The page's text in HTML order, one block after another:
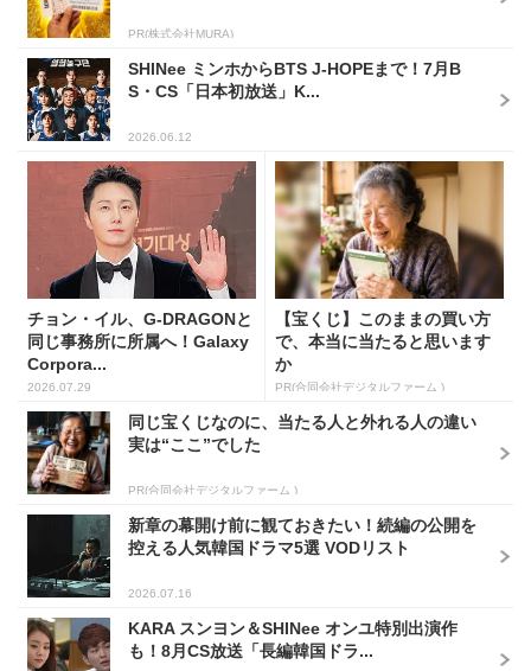
PR(株式会社MURA)
SHINee ミンホからBTS J-HOPEまで！7月B
S・CS「日本初放送」K...
2026.06.12
チョン・イル、G-DRAGONと
同じ事務所に所属へ！Galaxy
Corpora...
2026.07.29
【宝くじ】このままの買い方
で、本当に当たると思います
か
PR(合同会社デジタルファーム )
同じ宝くじなのに、当たる人と外れる人の違い
実は“ここ”でした
PR(合同会社デジタルファーム )
新章の幕開け前に観ておきたい！続編の公開を
控える人気韓国ドラマ5選 VODリスト
2026.07.16
KARA スンヨン＆SHINee オンユ特別出演作
も！8月CS放送「長編韓国ドラ...